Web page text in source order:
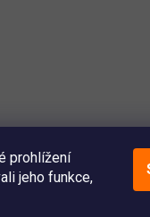
prohlížení
jeho funkce,